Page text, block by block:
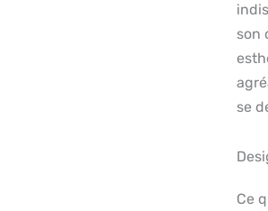
son
se
Ce